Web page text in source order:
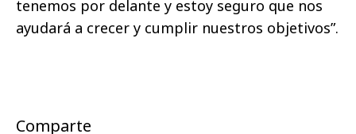
tenemos por delante y estoy seguro que nos
ayudará a crecer y cumplir nuestros objetivos”.
Comparte